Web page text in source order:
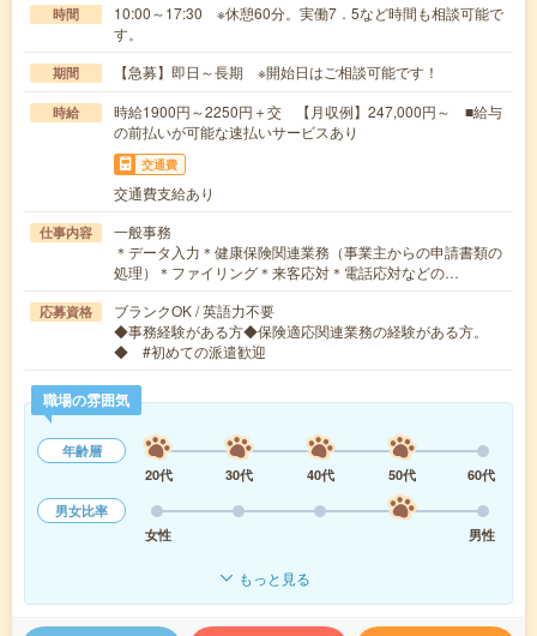
時間
10:00～17:30 ※休憩60分。実働7．5など時間も相談可能で
す。
期間 【急募】即日～長期 ※開始日はご相談可能です！
時給
時給1900円～2250円＋交 【月収例】247,000円～ ■給与
の前払いが可能な速払いサービスあり
交通費
交通費支給あり
仕事内容
一般事務
＊データ入力＊健康保険関連業務（事業主からの申請書類の
処理）＊ファイリング＊来客応対＊電話応対などの…
応募資格
ブランクOK / 英語力不要
◆事務経験がある方◆保険適応関連業務の経験がある方。
◆ #初めての派遣歓迎
職場の雰囲気
年齢層
20代
30代 40代 50代
60代
男女比率
女性
男性
もっと見る